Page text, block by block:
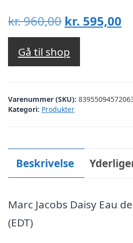
kr.960,00 Den
oprindelige
pris
var:
kr. 960,00.
kr. 595,00
Gå til shop
Varenummer (SKU):
Kategori: Produkter
Beskrivelse
Marc Jacobs Daisy Eau
(EDT)